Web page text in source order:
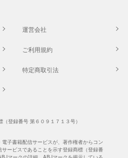
運営会社
ご利用規約
特定商取引法
子書籍配信サービスが、著作権者からコン
ービスであることを示す登録商標（登録番